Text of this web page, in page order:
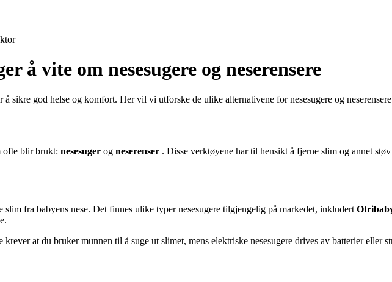
å vite om nesesugere og neserensere
sikre god helse og komfort. Her vil vi utforske de ulike alternativene for nesesugere og
ofte blir brukt: nesesuger og neserenser . Disse verktøyene har til hensikt å fjerne slim og annet
fra babyens nese. Det finnes ulike typer nesesugere tilgjengelig på markedet, inkludert
at du bruker munnen til å suge ut slimet, mens elektriske nesesugere drives av batterier eller